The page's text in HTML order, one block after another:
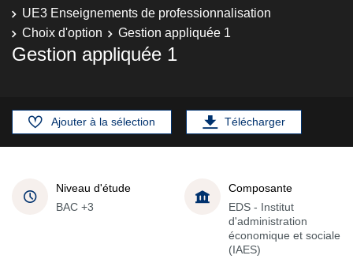
UE3 Enseignements de professionnalisation
Choix d'option
Gestion appliquée 1
Gestion appliquée 1
Ajouter à la sélection Télécharger
Niveau d'étude
BAC +3
Composante
EDS - Institut
d'administration
économique et sociale
(IAES)